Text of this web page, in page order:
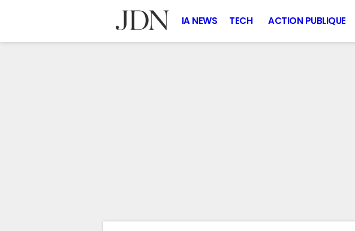
IA NEWS TECH ACTION PUBLIQUE